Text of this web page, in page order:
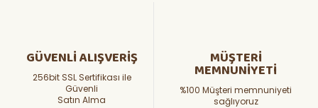
GÜVENLİ ALIŞVERİŞ
256bit SSL Sertifikası ile
Güvenli
Satın Alma
MÜŞTERİ
MEMNUNİYETİ
%100 Müşteri memnuniyeti
sağlıyoruz